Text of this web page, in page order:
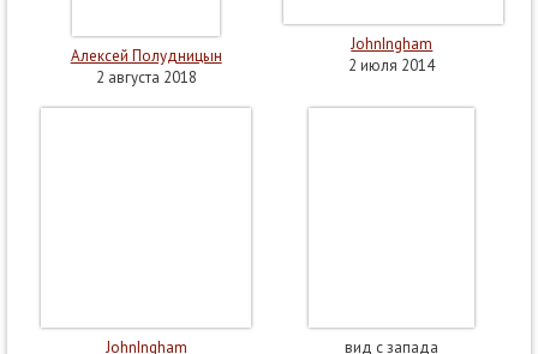
Алексей Полудницын
2 августа 2018
JohnIngham
2 июля 2014
JohnIngham
вид с запада